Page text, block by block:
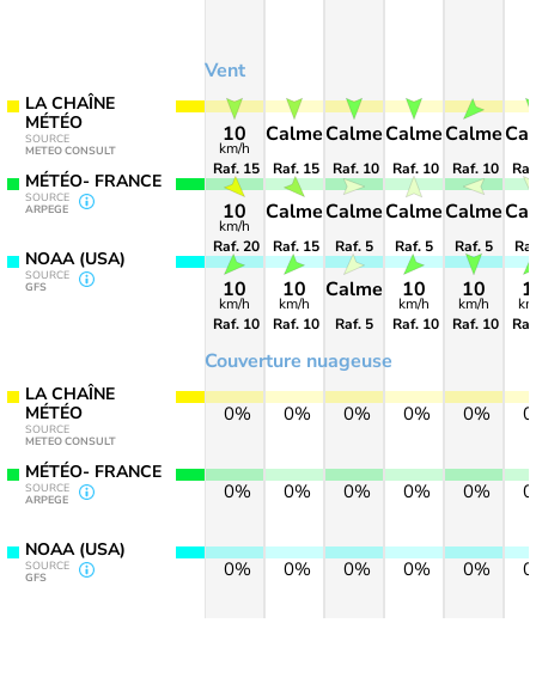
LA CHAÎNE
MÉTÉO
SOURCE
METEO CONSULT
MÉTÉO- FRANCE
SOURCE
ARPEGE
NOAA (USA)
SOURCE
GFS
LA CHAÎNE
MÉTÉO
SOURCE
METEO CONSULT
MÉTÉO- FRANCE
SOURCE
ARPEGE
NOAA (USA)
SOURCE
GFS
Vent
Couverture nuageuse
10
km/h
Raf. 15
10
km/h
Raf. 20
10
km/h
Raf. 10
0%
0%
0%
Calme
Raf. 15
Calme
Raf. 15
10
km/h
Raf. 10
0%
0%
0%
Calme
Raf. 10
Calme
Raf. 5
Calme
Raf. 5
0%
0%
0%
Calme
Raf. 10
Calme
Raf. 5
10
km/h
Raf. 10
0%
0%
0%
Calme
Raf. 10
Calme
Raf. 5
10
km/h
Raf. 10
0%
0%
0%